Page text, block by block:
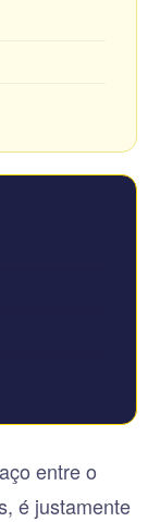
entre o
é justamente